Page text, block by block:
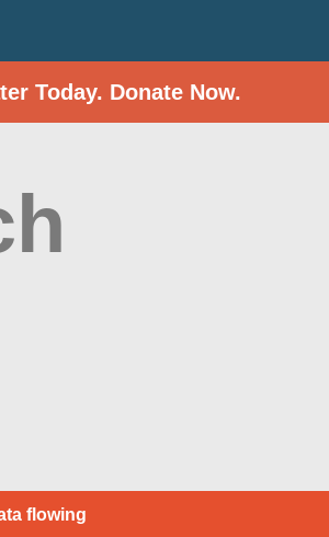
Today. Donate Now.
flowing